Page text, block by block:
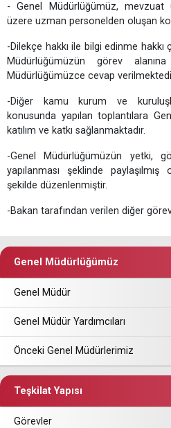
- Genel Müdürlüğümüz, mevzuat
üzere uzman personelden oluşan
-Dilekçe hakkı ile bilgi edinme hakkı
Müdürlüğümüzün görev
Müdürlüğümüzce cevap
-Diğer kamu kurum ve
konusunda yapılan toplantılara
katılım ve katkı sağlanmaktadır.
-Genel Müdürlüğümüzün yetki,
yapılanması şeklinde
şekilde düzenlenmiştir.
-Bakan tarafından verilen diğer
Genel Müdürlüğümüz
Genel Müdür
Genel Müdür Yardımcıları
Önceki Genel Müdürlerimiz
Teşkilat Yapısı
Görevler